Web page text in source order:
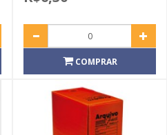
COMPRAR